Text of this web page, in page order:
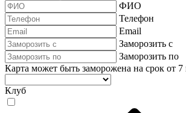
ФИО
Телефон
Email
Заморозить с
Заморозить по
Карта может быть заморожена на срок от 7
Клуб